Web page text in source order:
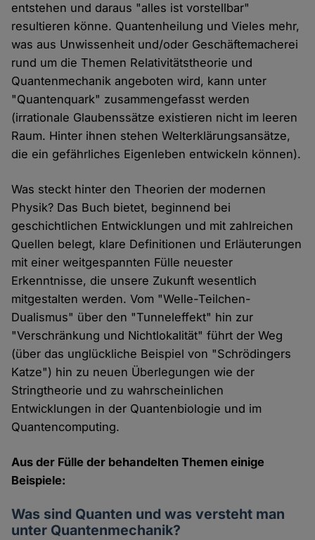
entstehen und daraus "alles ist vorstellbar"
resultieren könne. Quantenheilung und Vieles mehr,
was aus Unwissenheit und/oder Geschäftemacherei
rund um die Themen Relativitätstheorie und
Quantenmechanik angeboten wird, kann unter
"Quantenquark" zusammengefasst werden
(irrationale Glaubenssätze existieren nicht im leeren
Raum. Hinter ihnen stehen Welterklärungsansätze,
die ein gefährliches Eigenleben entwickeln können).
Was steckt hinter den Theorien der modernen
Physik? Das Buch bietet, beginnend bei
geschichtlichen Entwicklungen und mit zahlreichen
Quellen belegt, klare Definitionen und Erläuterungen
mit einer weitgespannten Fülle neuester
Erkenntnisse, die unsere Zukunft wesentlich
mitgestalten werden. Vom "Welle-Teilchen-
Dualismus" über den "Tunneleffekt" hin zur
"Verschränkung und Nichtlokalität" führt der Weg
(über das unglückliche Beispiel von "Schrödingers
Katze") hin zu neuen Überlegungen wie der
Stringtheorie und zu wahrscheinlichen
Entwicklungen in der Quantenbiologie und im
Quantencomputing.
Aus der Fülle der behandelten Themen einige
Beispiele:
Was sind Quanten und was versteht man
unter Quantenmechanik?